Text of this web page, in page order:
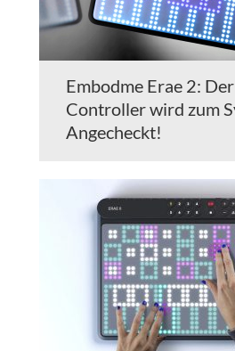
Embodme Erae 2:
Controller wird zum
Angecheckt!